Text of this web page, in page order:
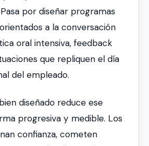
por diseñar programas
a la conversación
oral intensiva, feedback
que repliquen el día
del empleado.
diseñado reduce ese
progresiva y medible. Los
confianza, cometen